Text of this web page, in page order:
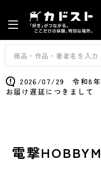
2026/07/29 令和8年
お届け遅延につきまして
電撃